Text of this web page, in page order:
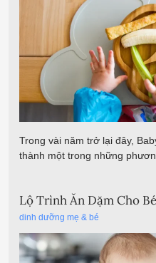
Trong vài năm trở lại đây,
thành một trong những
Lộ Trình Ăn Dặm Cho
dinh dưỡng mẹ & bé